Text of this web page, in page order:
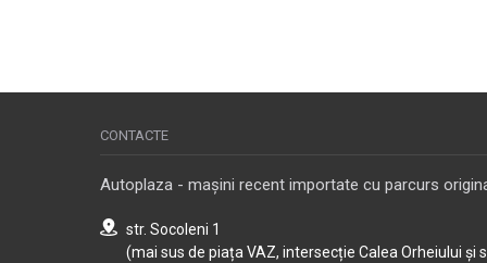
CONTACTE
Autoplaza - mașini recent importate cu parcurs
str. Socoleni 1
(mai sus de piața VAZ, intersecție Calea Orheiului și